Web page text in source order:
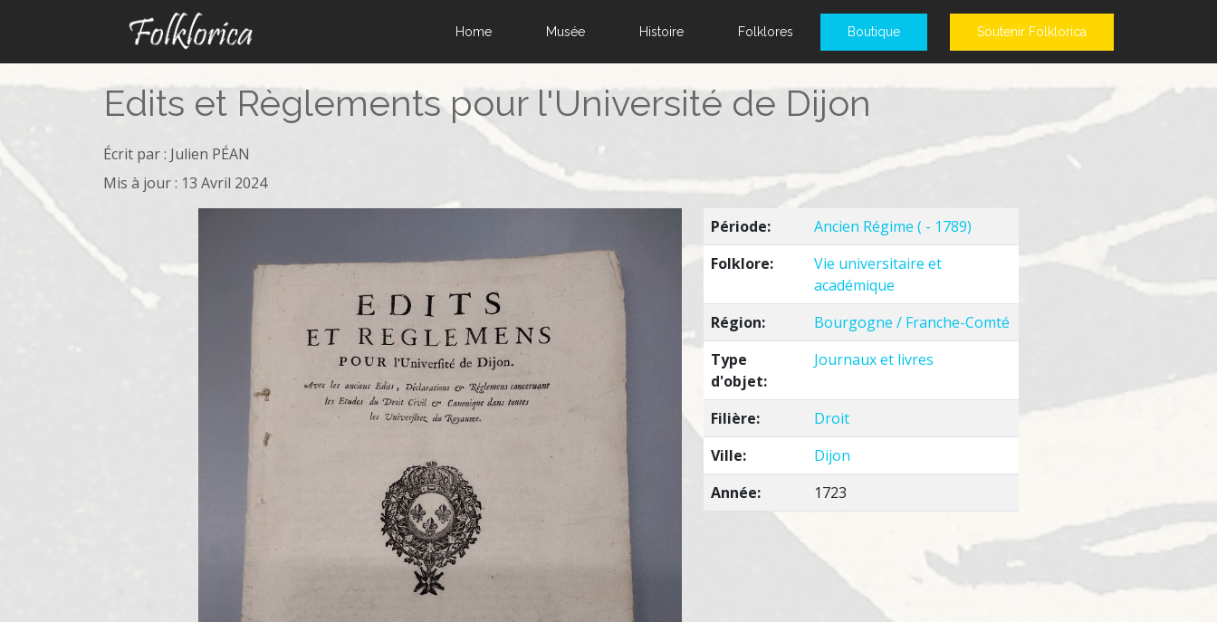
Home Musée Histoire Folklores Boutique Soutenir Folklorica
Edits et Règlements pour l'Université de Dijon
Écrit par : Julien PÉAN
Mis à jour : 13 Avril 2024
Période:
Ancien Régime ( - 1789)
Folklore:
Vie universitaire et
académique
Région:
Bourgogne / Franche-Comté
Type
d'objet:
Journaux et livres
Filière:
Droit
Ville:
Dijon
Année:
1723